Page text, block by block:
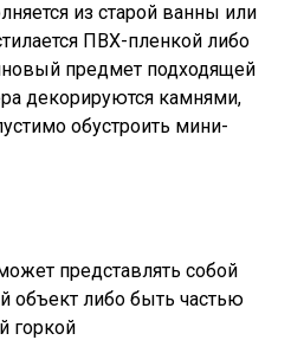
из старой ванны или
ПВХ-пленкой либо
предмет подходящей
декорируются камнями,
обустроить мини-
представлять собой
объект либо быть частью
горкой